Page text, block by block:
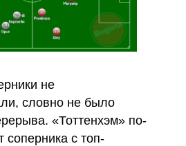
не
словно не было
«Тоттенхэм» по-
соперника с топ-